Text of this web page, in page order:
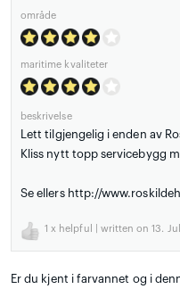
område
maritime kvaliteter
beskrivelse
Lett tilgjengelig i enden av
Kliss nytt topp servicebygg
Se ellers http://
1 x helpful | written on 13.
Er du kjent i farvannet og i